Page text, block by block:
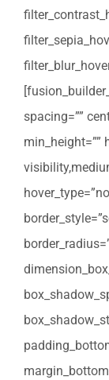
spacing=””
min_height=””